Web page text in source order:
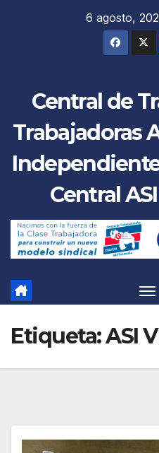
6 agosto,
Central de
Trabajadoras
Central
Etiqueta:ASI